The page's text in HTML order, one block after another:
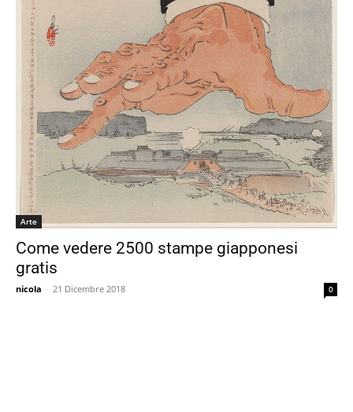
Arte
Come vedere 2500 stampe giapponesi
gratis
nicola - 21 Dicembre 2018 0